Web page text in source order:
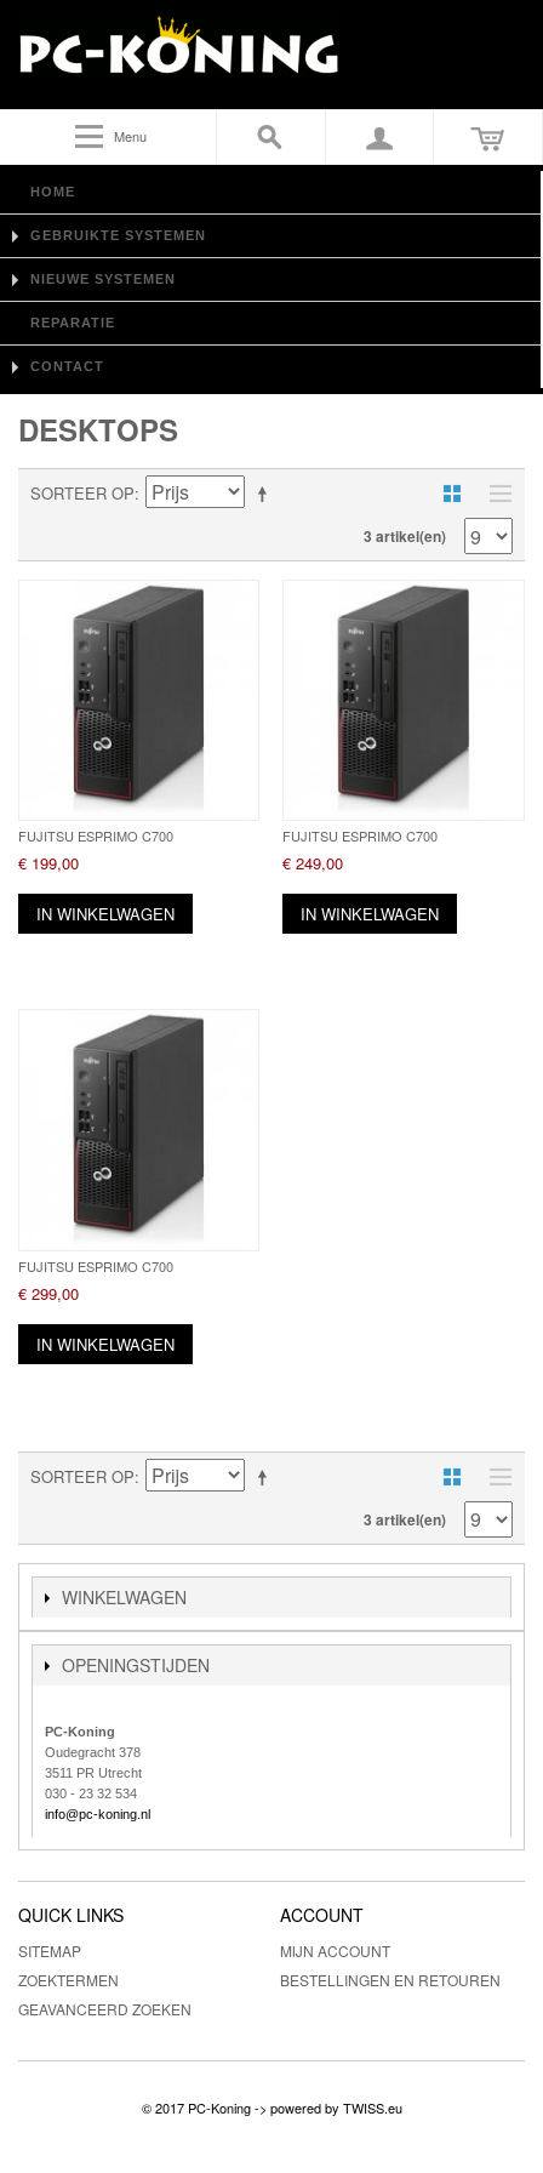
Menu
HOME
GEBRUIKTE SYSTEMEN
NIEUWE SYSTEMEN
REPARATIE
CONTACT
DESKTOPS
SORTEER OP
3 artikel(en)
FUJITSU ESPRIMO C700
€ 199,00
IN WINKELWAGEN
FUJITSU ESPRIMO C700
€ 249,00
IN WINKELWAGEN
FUJITSU ESPRIMO C700
€ 299,00
IN WINKELWAGEN
SORTEER OP
3 artikel(en)
WINKELWAGEN
OPENINGSTIJDEN
PC-Koning
Oudegracht 378
3511 PR Utrecht
030 - 23 32 534
info@pc-koning.nl
QUICK LINKS
SITEMAP
ZOEKTERMEN
GEAVANCEERD ZOEKEN
ACCOUNT
MIJN ACCOUNT
BESTELLINGEN EN RETOUREN
© 2017 PC-Koning -> powered by TWISS.eu